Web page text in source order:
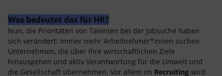
Was bedeutet das für HR?
Nun, die Prioritäten von Talenten bei der Jobsuche haben
sich verändert: Immer mehr Arbeitnehmer*innen suchen
Unternehmen, die über ihre wirtschaftlichen Ziele
hinausgehen und aktiv Verantwortung für die Umwelt und
die Gesellschaft übernehmen. Vor allem im Recruiting wird